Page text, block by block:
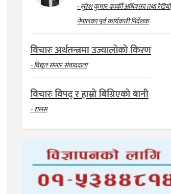
- सुरेश कुमार कार्की अधिवक्ता तथा रेडियो
नेपालका पूर्व कार्यकारी निर्देशक
विचारः अर्थतन्त्रमा उज्यालोको किरण
- विद्युत संसार संवाददाता
विचारः विपद् र हाम्रो बिग्रिएको बानी
- रासस